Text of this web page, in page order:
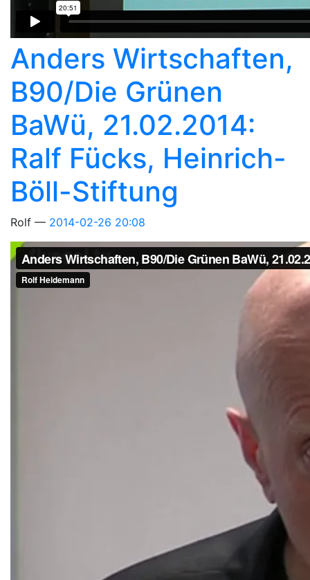
Anders Wirtschaften,
B90/Die Grünen
BaWü, 21.02.2014:
Ralf Fücks, Heinrich-
Böll-Stiftung
Rolf 2014-02-26 20:08